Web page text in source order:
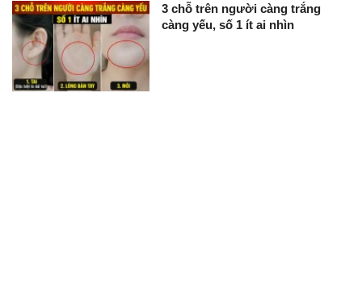
3 chỗ trên người càng trắng
càng yếu, số 1 ít ai nhìn